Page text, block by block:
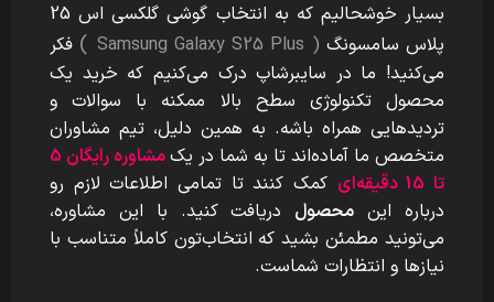
بسیار خوشحالیم که به انتخاب گوشی گلکسی اس 25
پلاس سامسونگ ( Samsung Galaxy S25 Plus
) فکر
می‌کنید! ما در سایبرشاپ درک می‌کنیم که خرید یک
محصول تکنولوژی سطح بالا ممکنه با سوالات و
تردیدهایی همراه باشه. به همین دلیل، تیم مشاوران
متخصص ما آماده‌اند تا به شما در یک
مشاوره رایگان 5
تا 15 دقیقه‌ای
کمک کنند تا تمامی اطلاعات لازم رو
درباره این محصول دریافت کنید. با این مشاوره،
می‌تونید مطمئن بشید که انتخاب‌تون کاملاً متناسب با
نیازها و انتظارات شماست.